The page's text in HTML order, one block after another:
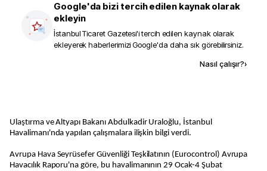
Google'da bizi tercih edilen kaynak olarak
ekleyin
İstanbul Ticaret Gazetesi'i tercih edilen kaynak olarak
ekleyerek haberlerimizi Google'da daha sık görebilirsiniz.
Nasıl çalışır?›
Ulaştırma ve Altyapı Bakanı Abdulkadir Uraloğlu, İstanbul
Havalimanı'nda yapılan çalışmalara ilişkin bilgi verdi.
Avrupa Hava Seyrüsefer Güvenliği Teşkilatının (Eurocontrol) Avrupa
Havacılık Raporu'na göre, bu havalimanının 29 Ocak-4 Şubat